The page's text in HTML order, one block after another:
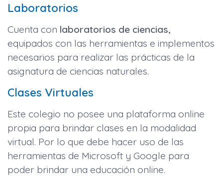
Laboratorios
Cuenta con laboratorios de ciencias,
equipados con las herramientas e implementos
necesarios para realizar las prácticas de la
asignatura de ciencias naturales.
Clases Virtuales
Este colegio no posee una plataforma online
propia para brindar clases en la modalidad
virtual. Por lo que debe hacer uso de las
herramientas de Microsoft y Google para
poder brindar una educación online.